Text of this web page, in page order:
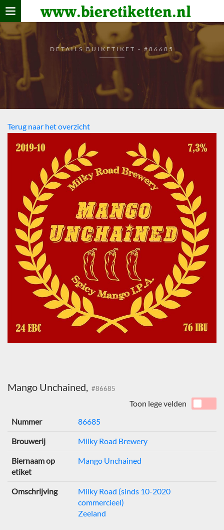
www.bieretiketten.nl
Home
verzamelen
De bierkaart
Bezoekers
DETAILS BUIKETIKET - #86685
Terug naar het overzicht
Mango Unchained, #86685
Toon lege velden
Nummer
86685
Brouwerij Milky Road Brewery
Biernaam op
etiket
Mango Unchained
Omschrijving
Milky Road (sinds 10-2020
commercieel)
Zeeland